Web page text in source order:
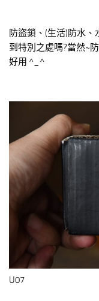
防盜鎖、(生活)防水
到特別之處嗎?當然~
好用 ^_^
U07